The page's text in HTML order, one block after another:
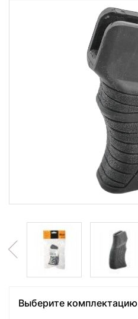
Выберите комплектацию